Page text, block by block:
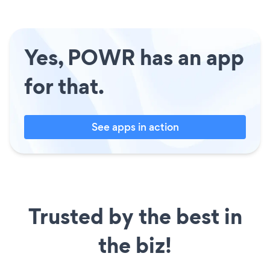
Yes, POWR has an app
for that.
See apps in action
Trusted by the best in
the biz!